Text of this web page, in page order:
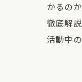
かるの
徹底解
活動中